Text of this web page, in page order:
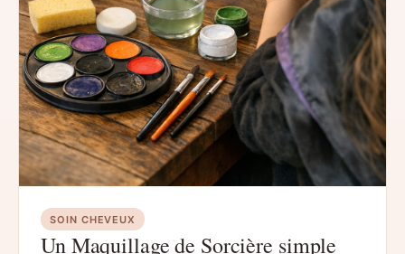
SOIN CHEVEUX
Un Maquillage de Sorcière simple